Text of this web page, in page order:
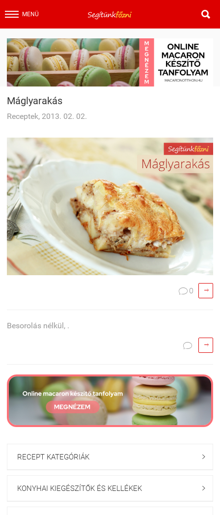
MENÜ 
Máglyarakás
Receptek, 2013. 02. 02.
 0 
Besorolás nélkül, .
 
RECEPT KATEGÓRIÁK 
KONYHAI KIEGÉSZÍTŐK ÉS KELLÉKEK 